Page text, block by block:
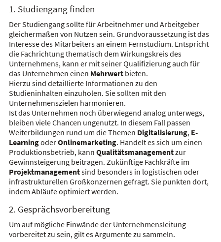
1. Studiengang finden
Der Studiengang sollte für Arbeitnehmer und Arbeitgeber
gleichermaßen von Nutzen sein. Grundvoraussetzung ist das
Interesse des Mitarbeiters an einem Fernstudium. Entspricht
die Fachrichtung thematisch dem Wirkungskreis des
Unternehmens, kann er mit seiner Qualifizierung auch für
das Unternehmen einen Mehrwertbieten.
Hierzu sind detaillierte Informationen zu den
Studieninhalten einzuholen. Sie sollten mit den
Unternehmenszielen harmonieren.
Ist das Unternehmen noch überwiegend analog unterwegs,
bleiben viele Chancen ungenutzt. In diesem Fall passen
Weiterbildungen rund um die Themen Digitalisierung, E-
LearningoderOnlinemarketing. Handelt es sich um einen
Produktionsbetrieb, kann Qualitätsmanagementzur
Gewinnsteigerung beitragen. Zukünftige Fachkräfte im
Projektmanagementsind besonders in logistischen oder
infrastrukturellen Großkonzernen gefragt. Sie punkten dort,
indem Abläufe optimiert werden.
2. Gesprächsvorbereitung
Um auf mögliche Einwände der Unternehmensleitung
vorbereitet zu sein, gilt es Argumente zu sammeln.